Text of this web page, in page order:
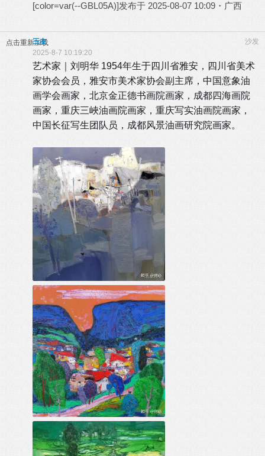
[color=var(--GBL05A)]发布于 2025-08-07 10:09・广西
点击重新加载 沙发
三友
2025-8-7 10:19:20
艺术家｜刘明华 1954年生于四川省雅安，四川省美术
家协会会员，雅安市美术家协会副主席，中国意象油
画学会画家，北京金正德书画院画家，成都四海画院
画家，重庆三峽油画院画家，重庆写实油画院画家，
中国长征写生团队员，成都风景油画研究院画家。